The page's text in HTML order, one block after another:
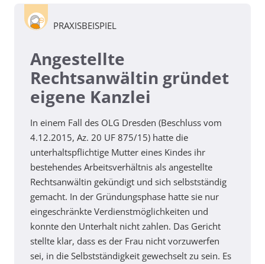
PRAXISBEISPIEL
Angestellte
Rechtsanwältin gründet
eigene Kanzlei
In einem Fall des OLG Dresden (Beschluss vom
4.12.2015, Az. 20 UF 875/15) hatte die
unterhaltspflichtige Mutter eines Kindes ihr
bestehendes Arbeitsverhältnis als angestellte
Rechtsanwältin gekündigt und sich selbstständig
gemacht. In der Gründungsphase hatte sie nur
eingeschränkte Verdienstmöglichkeiten und
konnte den Unterhalt nicht zahlen. Das Gericht
stellte klar, dass es der Frau nicht vorzuwerfen
sei, in die Selbstständigkeit gewechselt zu sein. Es